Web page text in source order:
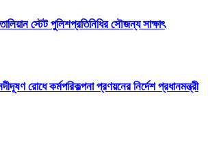
স্টেট পুলিশপ্রতিনিধির সৌজন্য সাক্ষাৎ
রোধে কর্মপরিকল্পনা প্রণয়নের নির্দেশ প্রধানমন্ত্রী